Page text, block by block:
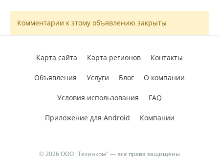
Комментарии к этому объявлению закрыты
© 2026 ООО "Техинком" — все права защищены
Карта сайта Карта регионов Контакты
Объявления Услуги Блог О компании
Условия использования FAQ
Приложение для Android Компании